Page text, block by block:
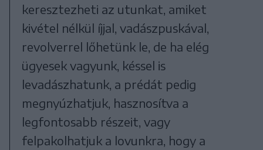
keresztezheti az utunkat, amiket
kivétel nélkül íjjal, vadászpuskával,
revolverrel lőhetünk le, de ha elég
ügyesek vagyunk, késsel is
levadászhatunk, a prédát pedig
megnyúzhatjuk, hasznosítva a
legfontosabb részeit, vagy
felpakolhatjuk a lovunkra, hogy a